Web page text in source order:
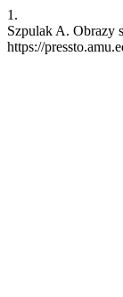
1.
Szpulak A. Obrazy
https://